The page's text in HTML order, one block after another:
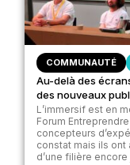
COMMUNAUTÉ
Au-delà des
des nouveaux
L’immersif est en
Forum
concepteurs
constat mais ils
d’une filière